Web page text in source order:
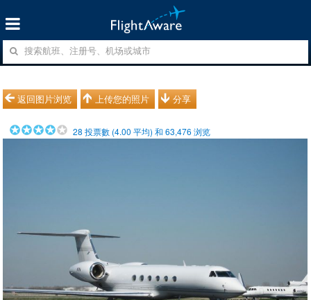
返回图片浏览 上传您的照片 分享
28 投票數 (4.00 平均) 和63,476 浏览